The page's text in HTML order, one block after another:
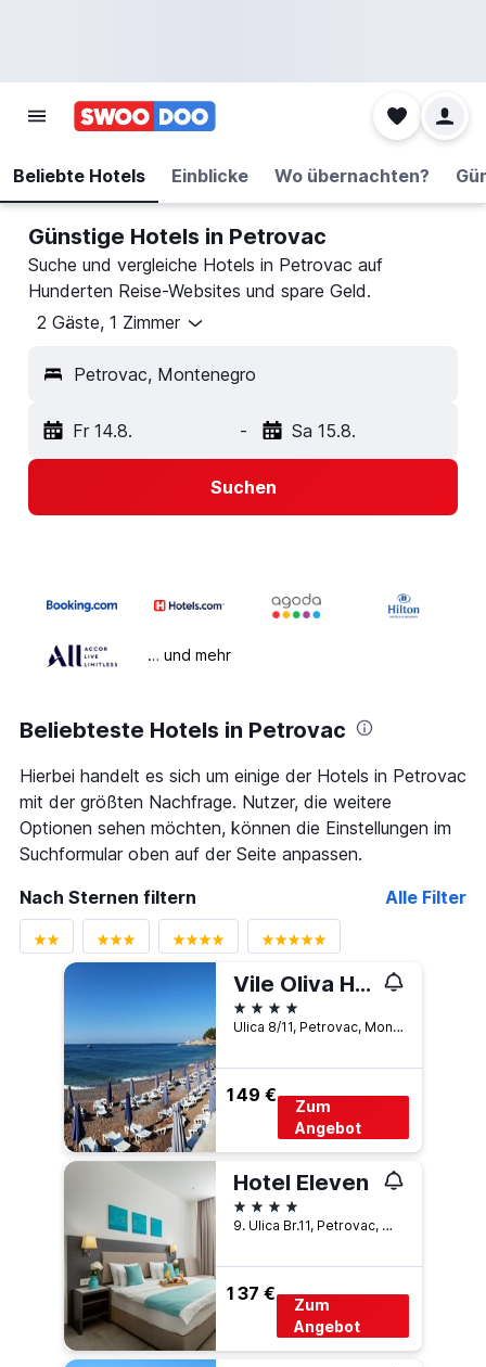
Beliebte Hotels Einblicke Wo übernachten?
Günstige Hotels in Petrovac
Suche und vergleiche Hotels in Petrovac auf
Hunderten Reise-Websites und spare Geld.
2 Gäste, 1 Zimmer
Petrovac, Montenegro
Fr 14.8. - Sa 15.8.
Suchen
… und mehr
Beliebteste Hotels in Petrovac
Hierbei handelt es sich um einige der Hotels in Petrovac
mit der größten Nachfrage. Nutzer, die weitere
Optionen sehen möchten, können die Einstellungen im
Suchformular oben auf der Seite anpassen.
Nach Sternen filtern
Alle Filter
Vile Oliva Hotel & Resort
4 Sterne
Ulica 8/11, Petrovac, Montenegro
149 €
Zum
Angebot
Hotel Eleven
4 Sterne
9. Ulica Br.11, Petrovac, Montenegro
137 €
Zum
Angebot